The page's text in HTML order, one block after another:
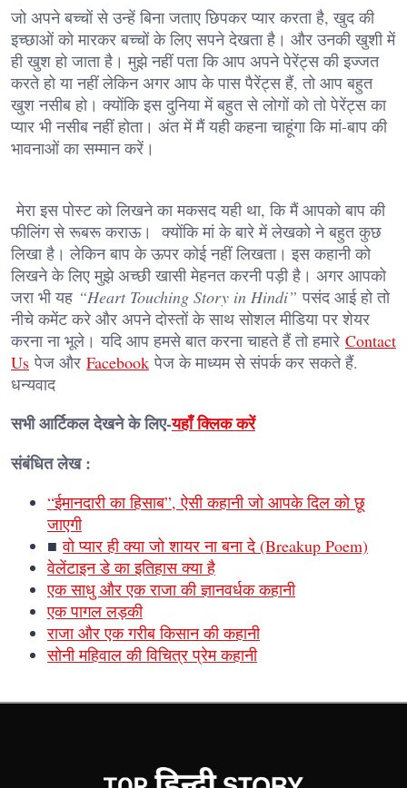
जो अपने बच्चों से उन्हें बिना जताए छिपकर प्यार करता है, खुद की
इच्छाओं को मारकर बच्चों के लिए सपने देखता है। और उनकी खुशी में
ही खुश हो जाता है। मुझे नहीं पता कि आप अपने पेरेंट्स की इज्जत
करते हो या नहीं लेकिन अगर आप के पास पैरेंट्स हैं, तो आप बहुत
खुश नसीब हो। क्योंकि इस दुनिया में बहुत से लोगों को तो पेरेंट्स का
प्यार भी नसीब नहीं होता। अंत में मैं यही कहना चाहूंगा कि मां-बाप की
भावनाओं का सम्मान करें।
मेरा इस पोस्ट को लिखने का मकसद यही था, कि मैं आपको बाप की
फीलिंग से रूबरू कराऊ। क्योंकि मां के बारे में लेखको ने बहुत कुछ
लिखा है। लेकिन बाप के ऊपर कोई नहीं लिखता। इस कहानी को
लिखने के लिए मुझे अच्छी खासी मेहनत करनी पड़ी है। अगर आपको
जरा भी यह “Heart Touching Story in Hindi” पसंद आई हो तो
नीचे कमेंट करे और अपने दोस्तों के साथ सोशल मीडिया पर शेयर
करना ना भूले। यदि आप हमसे बात करना चाहते हैं तो हमारे Contact
Us पेज और Facebook पेज के माध्यम से संपर्क कर सकते हैं.
धन्यवाद
सभी आर्टिकल देखने के लिए-यहाँ क्लिक करें
संबंधित लेख :
“ईमानदारी का हिसाब”, ऐसी कहानी जो आपके दिल को छू
जाएगी
■वो प्यार ही क्या जो शायर ना बना दे (Breakup Poem)
वेलेंटाइन डे का इतिहास क्या है
एक साधु और एक राजा की ज्ञानवर्धक कहानी
एक पागल लड़की
राजा और एक गरीब किसान की कहानी
सोनी महिवाल की विचित्र प्रेम कहानी